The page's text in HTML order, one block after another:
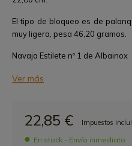
El tipo de bloqueo es de
muy ligera, pesa 46,20 gramos.
Navaja Estilete nº 1 de Albainox
Ver más
22,85 € Impuestos
En stock - Envío inmediato